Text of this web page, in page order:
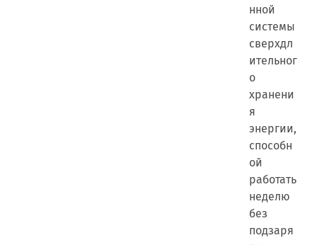
нной
системы
сверхдл
ительног
о
хранени
я
энергии,
способн
ой
работать
неделю
без
подзаря